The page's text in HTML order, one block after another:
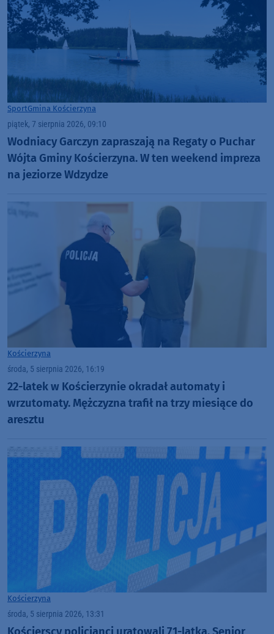
SportGmina Kościerzyna
piątek, 7 sierpnia 2026, 09:10
Wodniacy Garczyn zapraszają na Regaty o Puchar
Wójta Gminy Kościerzyna. W ten weekend impreza
na jeziorze Wdzydze
Kościerzyna
środa, 5 sierpnia 2026, 16:19
22-latek w Kościerzynie okradał automaty i
wrzutomaty. Mężczyzna trafił na trzy miesiące do
aresztu
Kościerzyna
środa, 5 sierpnia 2026, 13:31